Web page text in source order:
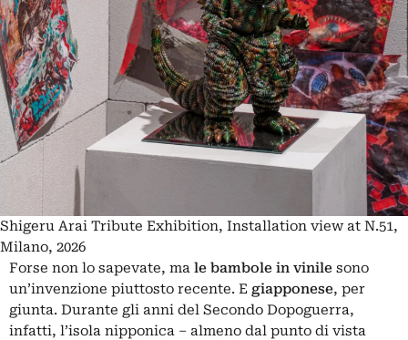
Shigeru Arai Tribute Exhibition, Installation view at N.51,
Milano, 2026
Forse non lo sapevate, ma le bambole in vinile sono
un’invenzione piuttosto recente. E giapponese, per
giunta. Durante gli anni del Secondo Dopoguerra,
infatti, l’isola nipponica – almeno dal punto di vista